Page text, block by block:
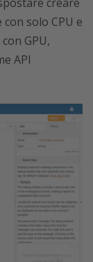
solo CPU e
GPU,
API